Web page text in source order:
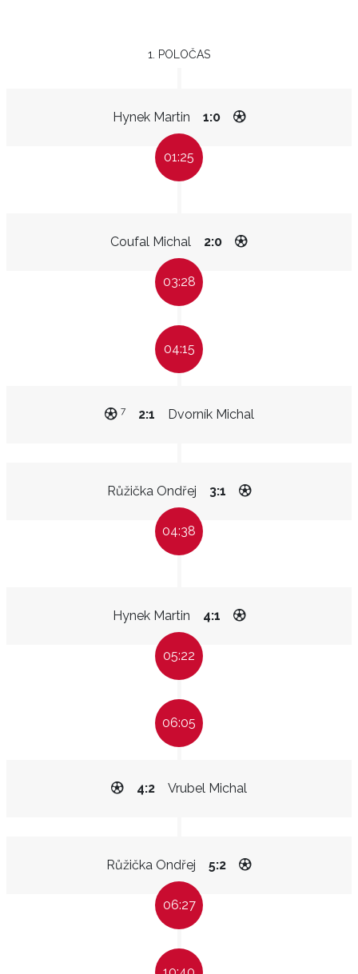
1. POLOČAS
Hynek Martin 1:0
01:25
Coufal Michal 2:0
03:28
04:15
Dvorník Michal
2:1
7
Růžička Ondřej 3:1
04:38
Hynek Martin 4:1
05:22
06:05
Vrubel Michal
4:2
Růžička Ondřej 5:2
06:27